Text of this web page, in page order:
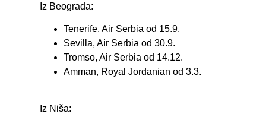
Iz Beograda:
Tenerife, Air Serbia od 15.9.
Sevilla, Air Serbia od 30.9.
Tromso, Air Serbia od 14.12.
Amman, Royal Jordanian od 3.3.
Iz Niša: